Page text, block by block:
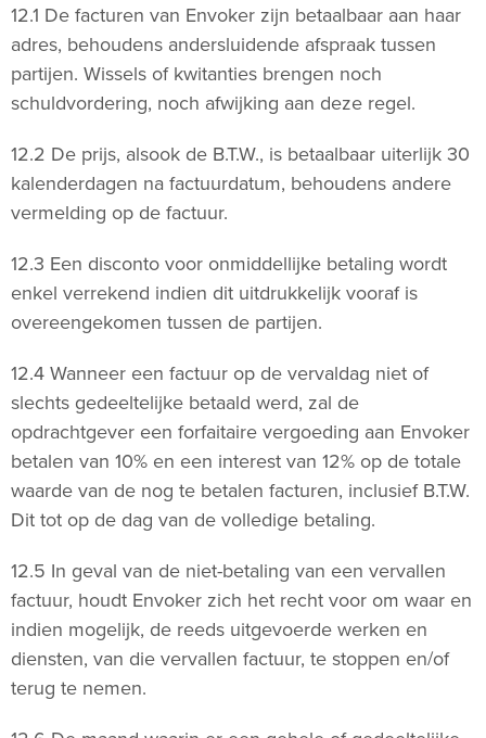
12.1 De facturen van Envoker zijn betaalbaar aan haar
adres, behoudens andersluidende afspraak tussen
partijen. Wissels of kwitanties brengen noch
schuldvordering, noch afwijking aan deze regel.
12.2 De prijs, alsook de B.T.W., is betaalbaar uiterlijk 30
kalenderdagen na factuurdatum, behoudens andere
vermelding op de factuur.
12.3 Een disconto voor onmiddellijke betaling wordt
enkel verrekend indien dit uitdrukkelijk vooraf is
overeengekomen tussen de partijen.
12.4 Wanneer een factuur op de vervaldag niet of
slechts gedeeltelijke betaald werd, zal de
opdrachtgever een forfaitaire vergoeding aan Envoker
betalen van 10% en een interest van 12% op de totale
waarde van de nog te betalen facturen, inclusief B.T.W.
Dit tot op de dag van de volledige betaling.
12.5 In geval van de niet-betaling van een vervallen
factuur, houdt Envoker zich het recht voor om waar en
indien mogelijk, de reeds uitgevoerde werken en
diensten, van die vervallen factuur, te stoppen en/of
terug te nemen.